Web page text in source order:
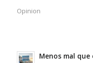
Opinion
Menos mal que